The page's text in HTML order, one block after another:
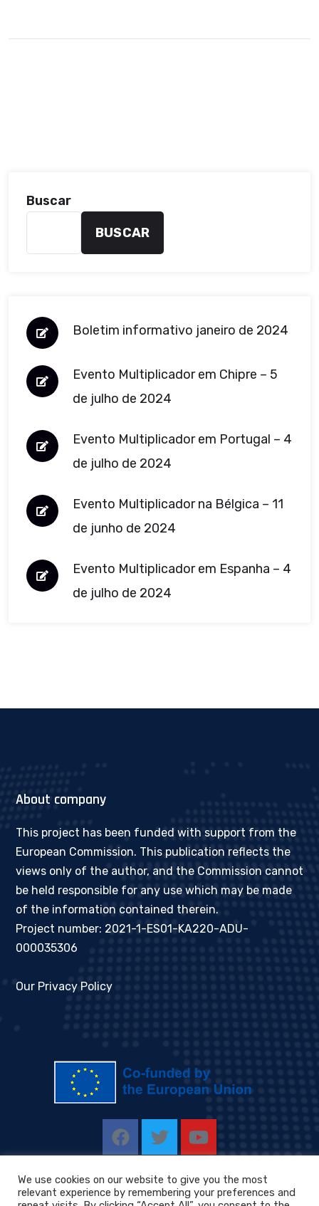
Buscar
BUSCAR
Boletim informativo janeiro de 2024
Evento Multiplicador em Chipre – 5
de julho de 2024
Evento Multiplicador em Portugal – 4
de julho de 2024
Evento Multiplicador na Bélgica – 11
de junho de 2024
Evento Multiplicador em Espanha – 4
de julho de 2024
About company
This project has been funded with support from the
European Commission. This publication reflects the
views only of the author, and the Commission cannot
be held responsible for any use which may be made
of the information contained therein.
Project number: 2021-1-ES01-KA220-ADU-
000035306
Our Privacy Policy
We use cookies on our website to give you the most
relevant experience by remembering your preferences and